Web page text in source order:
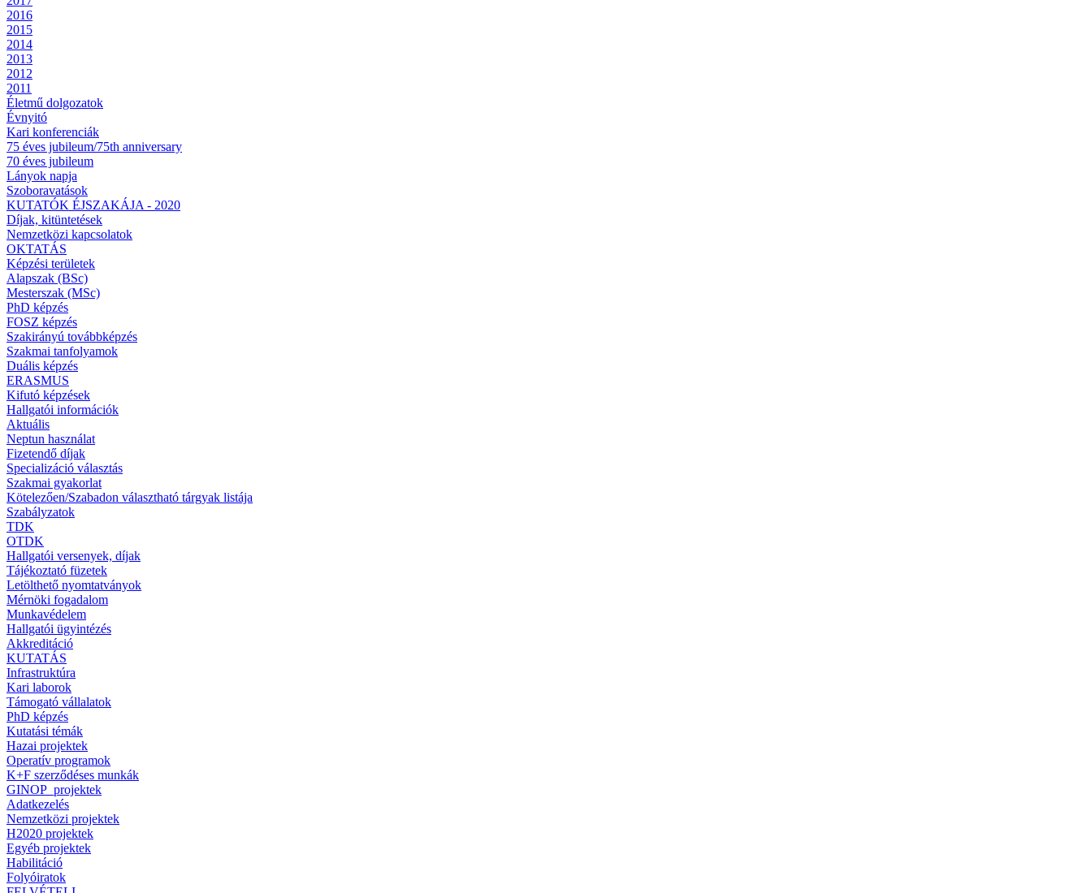
2016
2015
2014
2013
2012
2011
Életmű dolgozatok
Évnyitó
Kari konferenciák
75 éves jubileum/75th anniversary
70 éves jubileum
Lányok napja
Szoboravatások
KUTATÓK ÉJSZAKÁJA - 2020
Díjak, kitüntetések
Nemzetközi kapcsolatok
OKTATÁS
Képzési területek
Alapszak (BSc)
Mesterszak (MSc)
PhD képzés
FOSZ képzés
Szakirányú továbbképzés
Szakmai tanfolyamok
Duális képzés
ERASMUS
Kifutó képzések
Hallgatói információk
Aktuális
Neptun használat
Fizetendő díjak
Specializáció választás
Szakmai gyakorlat
Kötelezően/Szabadon választható tárgyak listája
Szabályzatok
TDK
OTDK
Hallgatói versenyek, díjak
Tájékoztató füzetek
Letölthető nyomtatványok
Mérnöki fogadalom
Munkavédelem
Hallgatói ügyintézés
Akkreditáció
KUTATÁS
Infrastruktúra
Kari laborok
Támogató vállalatok
PhD képzés
Kutatási témák
Hazai projektek
Operatív programok
K+F szerződéses munkák
GINOP_projektek
Adatkezelés
Nemzetközi projektek
H2020 projektek
Egyéb projektek
Habilitáció
Folyóiratok